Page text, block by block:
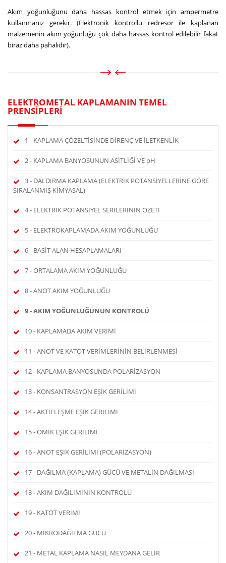
Akım yoğunluğunu daha hassas kontrol etmek için ampermetre
kullanmanız gerekir. (Elektronik kontrollü redresör ile kaplanan
malzemenin akım yoğunluğu çok daha hassas kontrol edilebilir fakat
biraz daha pahalıdır).
ELEKTROMETAL KAPLAMANIN TEMEL
PRENSİPLERİ
1 - KAPLAMA ÇÖZELTİSİNDE DİRENÇ VE İLETKENLİK
2 - KAPLAMA BANYOSUNUN ASİTLİĞİ VE pH
3 - DALDIRMA KAPLAMA (ELEKTRİK POTANSİYELLERİNE GÖRE
SIRALANMIŞ KİMYASAL)
4 - ELEKTRİK POTANSİYEL SERİLERİNİN ÖZETİ
5 - ELEKTROKAPLAMADA AKIM YOĞUNLUĞU
6 - BASİT ALAN HESAPLAMALARI
7 - ORTALAMA AKIM YOĞUNLUĞU
8 - ANOT AKIM YOĞUNLUĞU
9 - AKIM YOĞUNLUĞUNUN KONTROLÜ
10 - KAPLAMADA AKIM VERİMİ
11 - ANOT VE KATOT VERİMLERİNİN BELİRLENMESİ
12 - KAPLAMA BANYOSUNDA POLARİZASYON
13 - KONSANTRASYON EŞİK GERİLİMİ
14 - AKTİFLEŞME EŞİK GERİLİMİ
15 - OMİK EŞİK GERİLİMİ
16 - ANOT EŞİK GERİLİMİ (POLARİZASYON)
17 - DAĞILMA (KAPLAMA) GÜCÜ VE METALİN DAĞILMASI
18 - AKIM DAĞILIMININ KONTROLÜ
19 - KATOT VERİMİ
20 - MİKRODAĞILMA GÜCÜ
21 - METAL KAPLAMA NASIL MEYDANA GELİR